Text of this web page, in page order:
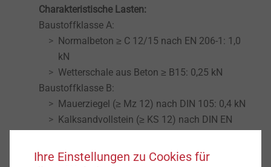
Charakteristische Lasten:
Baustoffklasse A:
Normalbeton ≥ C 12/15 nach EN 206-1: 1,0
kN
Wetterschale aus Beton ≥ B15: 0,25 kN
Baustoffklasse B:
Mauerziegel (≥ Mz 12) nach DIN 105: 0,4 kN
Kalksandvollstein (≥ KS 12) nach DIN EN
Vollsteine aus Leichtbeton (V) nach DIN
Ihre Einstellungen zu Cookies für